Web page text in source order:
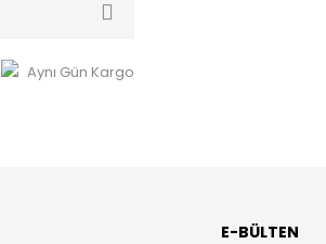
Aynı Gün Kargo
E-BÜLTEN